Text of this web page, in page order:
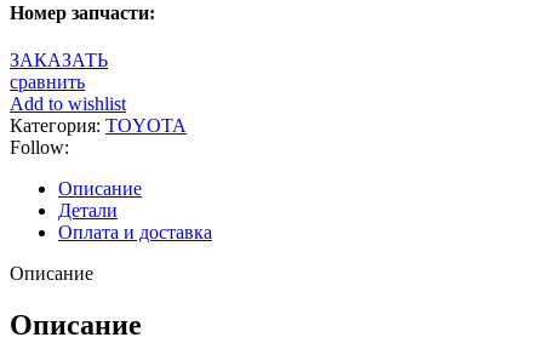
Номер запчасти:
ЗАКАЗАТЬ
сравнить
Add to wishlist
Категория: TOYOTA
Follow:
Описание
Детали
Оплата и доставка
Описание
Описание